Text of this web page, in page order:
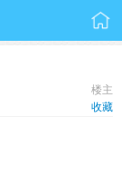
楼主
收藏